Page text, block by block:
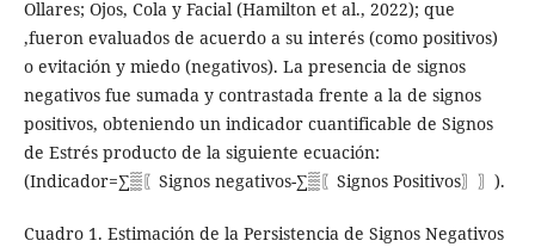
Ollares; Ojos, Cola y Facial (Hamilton et al., 2022); que
,fueron evaluados de acuerdo a su interés (como positivos)
o evitación y miedo (negativos). La presencia de signos
negativos fue sumada y contrastada frente a la de signos
positivos, obteniendo un indicador cuantificable de Signos
de Estrés producto de la siguiente ecuación:
(Indicador=∑▒〖Signos negativos-∑▒〖Signos Positivos〗〗).
Cuadro 1. Estimación de la Persistencia de Signos Negativos